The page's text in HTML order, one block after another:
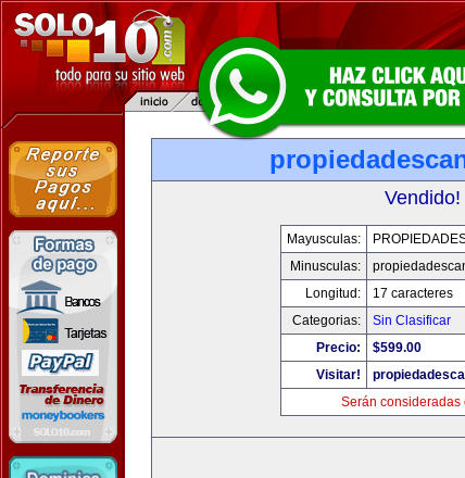
Vendido!
Mayusculas:
Minusculas:
Longitud:
17 caracteres
Categorias:
Sin Clasificar
Precio:
$599.00
Visitar!
Serán consideradas